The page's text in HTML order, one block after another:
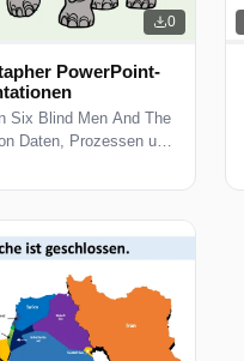
0
PowerPoint-
Six Blind Men And The
Daten, Prozessen und
und